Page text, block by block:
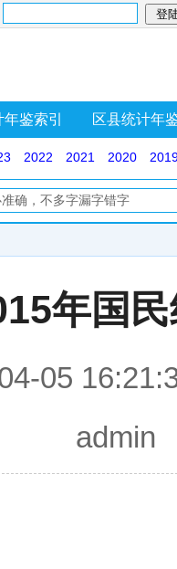
鉴索引 区县统计年
2022 2021 2020
年国
04-05
admin